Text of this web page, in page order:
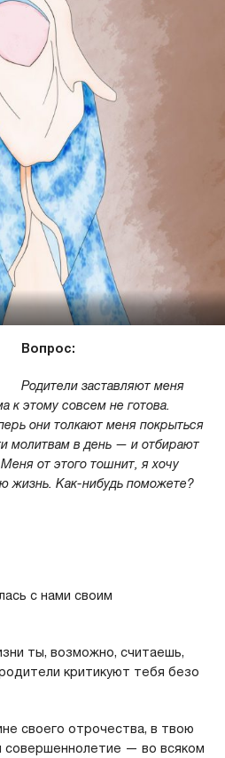
Вопрос:
Родители заставляют меня
к этому совсем не готова.
они толкают меня покрыться
молитвам в день — и отбирают
от этого тошнит, я хочу
жизнь. Как-нибудь поможете?
с нами своим
ты, возможно, считаешь,
критикуют тебя безо
своего отрочества, в твою
совершеннолетие — во всяком